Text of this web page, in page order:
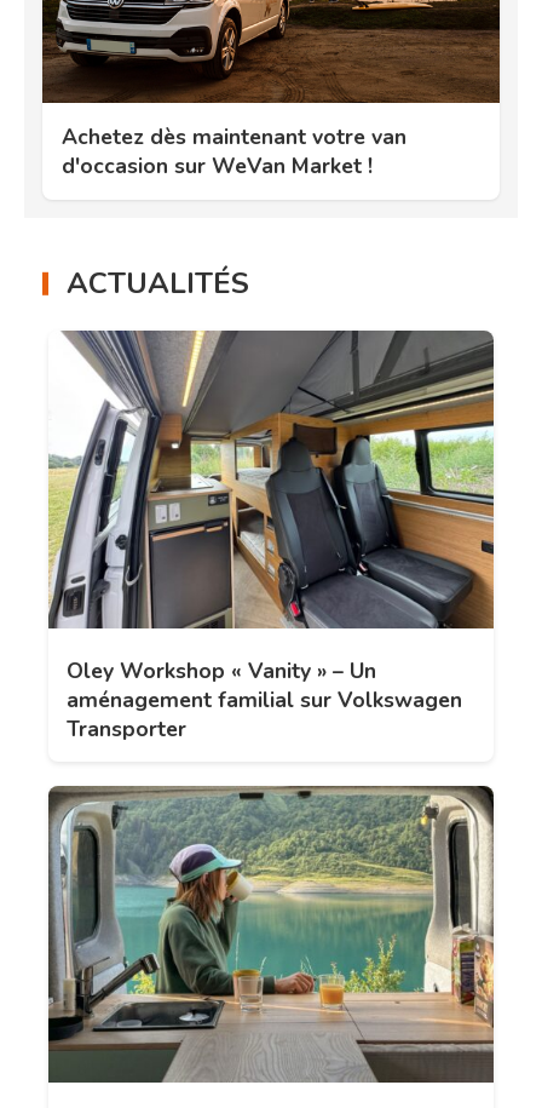
Achetez dès maintenant votre van
d'occasion sur WeVan Market !
ACTUALITÉS
Oley Workshop « Vanity » – Un
aménagement familial sur Volkswagen
Transporter